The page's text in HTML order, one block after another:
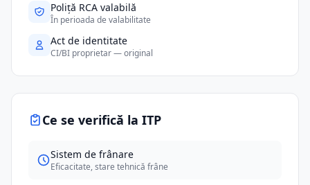
Poliță RCA valabilă
În perioada de valabilitate
Act de identitate
CI/BI proprietar — original
Ce se verifică la ITP
Sistem de frânare
Eficacitate, stare tehnică frâne